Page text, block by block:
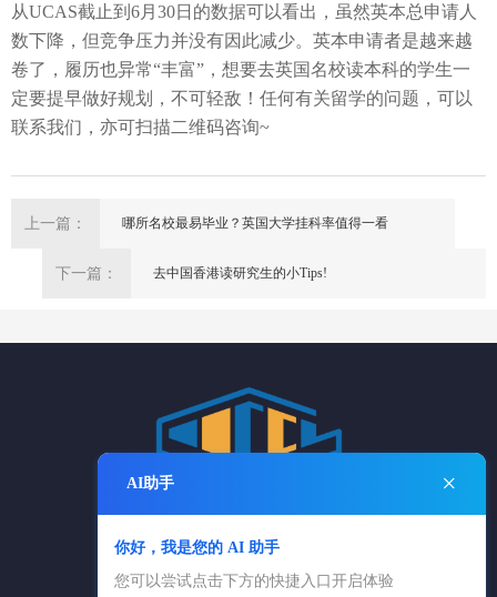
从UCAS截止到 6月 30日的数据可以看出， 虽然英本总申请人
数下降， 但竞争压力并没有因此减少。英本申请者是越来越
卷了，履历也异常“丰富”，想要去英国名校读本科的学生一
定要提早做好规划，不可轻敌！任何有关留学的问题，可以
联系我们，亦可扫描二维码咨询~
上一篇： 哪所名校最易毕业？英国大学挂科率值得一看
下一篇： 去中国香港读研究生的小Tips!
电话：025-84869361
AI助手 ×
你好，我是您的 AI 助手
您可以尝试点击下方的快捷入口开启体验